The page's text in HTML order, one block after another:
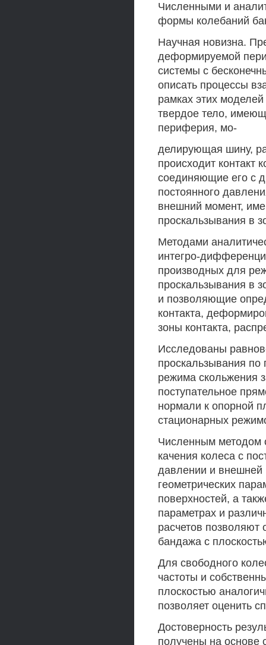
Численными и
формы колебаний
Научная новизна.
деформируемой
системы с
описать процессы
рамках этих
твердое тело,
периферия, мо-
делирующая шину,
происходит контакт
соединяющие его с
постоянного
внешний момент,
проскальзывания в
Методами
интегро-
производных для
проскальзывания в
и позволяющие
контакта,
зоны контакта,
Исследованы
проскальзывания
режима скольжения
поступательное
нормали к опорной
стационарных
Численным методом
качения колеса с
давлении и внешней
геометрических
поверхностей, а
параметрах и
расчетов позволяют
бандажа с
Для свободного
частоты и
плоскостью
позволяет оценить
Достоверность
получены на основе